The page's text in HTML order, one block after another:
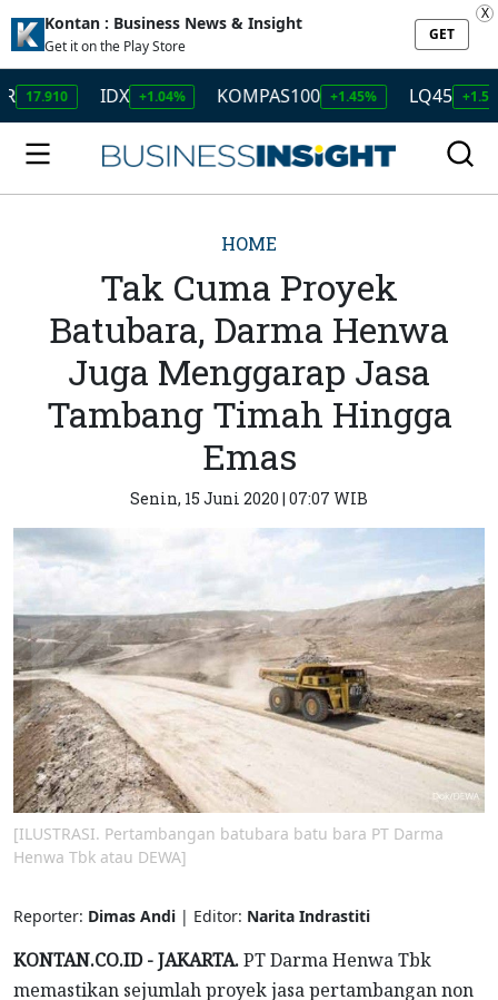
Kontan : Business News & Insight
Get it on the Play Store
GET
X
IDX +1.04% KOMPAS100 +1.45% LQ45 +1.50%
HOME
Tak Cuma Proyek
Batubara, Darma Henwa
Juga Menggarap Jasa
Tambang Timah Hingga
Emas
Senin, 15 Juni 2020 | 07:07 WIB
[ILUSTRASI. Pertambangan batubara batu bara PT Darma
Henwa Tbk atau DEWA]
Reporter: Dimas Andi | Editor: Narita Indrastiti
KONTAN.CO.ID - JAKARTA.PT Darma Henwa Tbk
memastikan sejumlah proyek jasa pertambangan non